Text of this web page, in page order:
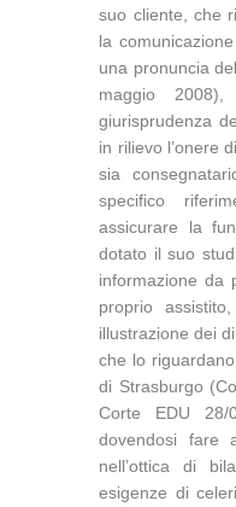
suo cliente, che
la
una pronuncia
maggio
giurisprudenza
in rilievo l’onere
sia
specifico
assicurare la
dotato il suo
informazione da
proprio
illustrazione dei
che lo
di Strasburgo
Corte EDU 28/
dovendosi fare
nell’ottica di
esigenze di